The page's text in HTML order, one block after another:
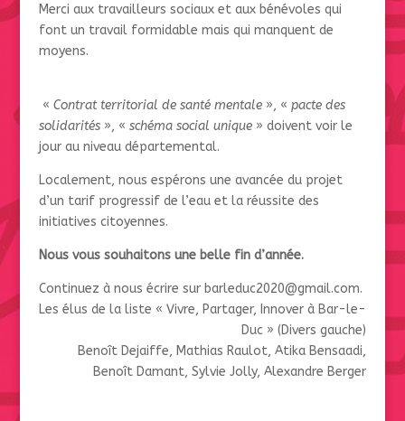
Merci aux travailleurs sociaux et aux bénévoles qui
font un travail formidable mais qui manquent de
moyens.
« Contrat territorial de santé mentale», « pacte des
solidarités», « schéma social unique» doivent voir le
jour au niveau départemental.
Localement, nous espérons une avancée du projet
d’un tarif progressif de l’eau et la réussite des
initiatives citoyennes.
Nous vous souhaitons une belle fin d’année.
Continuez à nous écrire sur barleduc2020@gmail.com.
Les élus de la liste « Vivre, Partager, Innover à Bar-le-
Duc » (Divers gauche)
Benoît Dejaiffe, Mathias Raulot, Atika Bensaadi,
Benoît Damant, Sylvie Jolly, Alexandre Berger